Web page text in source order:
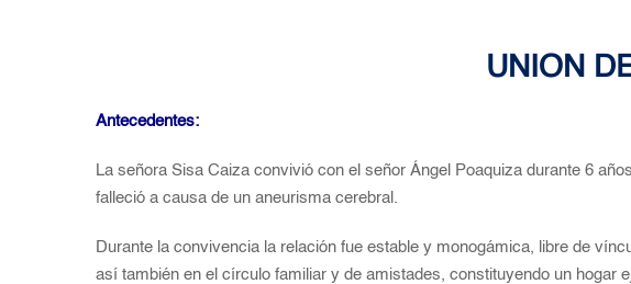
UNION
Antecedentes:
La señora Sisa Caiza convivió con el señor Ángel Poaquiza durante 6
falleció a causa de un aneurisma cerebral.
Durante la convivencia la relación fue estable y monogámica, libre de
así también en el círculo familiar y de amistades, constituyendo un hogar